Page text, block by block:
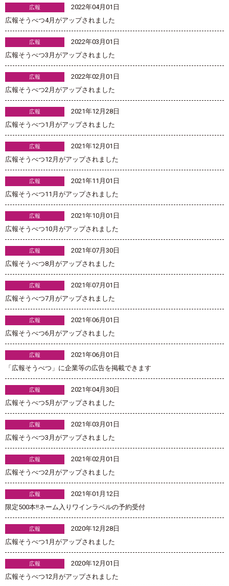
広報
2022年04月01日
広報そうべつ4月がアップされました
広報
2022年03月01日
広報そうべつ3月がアップされました
広報
2022年02月01日
広報そうべつ2月がアップされました
広報
2021年12月28日
広報そうべつ1月がアップされました
広報
2021年12月01日
広報そうべつ12月がアップされました
広報
2021年11月01日
広報そうべつ11月がアップされました
広報
2021年10月01日
広報そうべつ10月がアップされました
広報
2021年07月30日
広報そうべつ8月がアップされました
広報
2021年07月01日
広報そうべつ7月がアップされました
広報
2021年06月01日
広報そうべつ6月がアップされました
広報
2021年06月01日
「広報そうべつ」に企業等の広告を掲載できます
広報
2021年04月30日
広報そうべつ5月がアップされました
広報
2021年03月01日
広報そうべつ3月がアップされました
広報
2021年02月01日
広報そうべつ2月がアップされました
広報
2021年01月12日
限定500本!!ネーム入りワインラベルの予約受付
広報
2020年12月28日
広報そうべつ1月がアップされました
広報
2020年12月01日
広報そうべつ12月がアップされました